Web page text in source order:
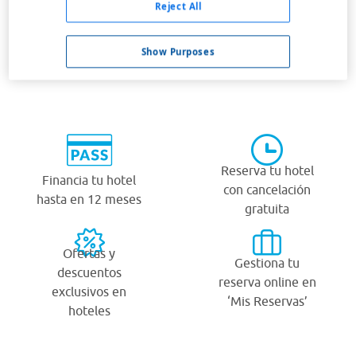
¿Por qué viajar con Viajes Carrefour?
Financia tu hotel
hasta en 12 meses
Reserva tu hotel
con cancelación
gratuita
Ofertas y
descuentos
exclusivos en
hoteles
Gestiona tu
reserva online en
‘Mis Reservas’
Show Purposes
Reject All